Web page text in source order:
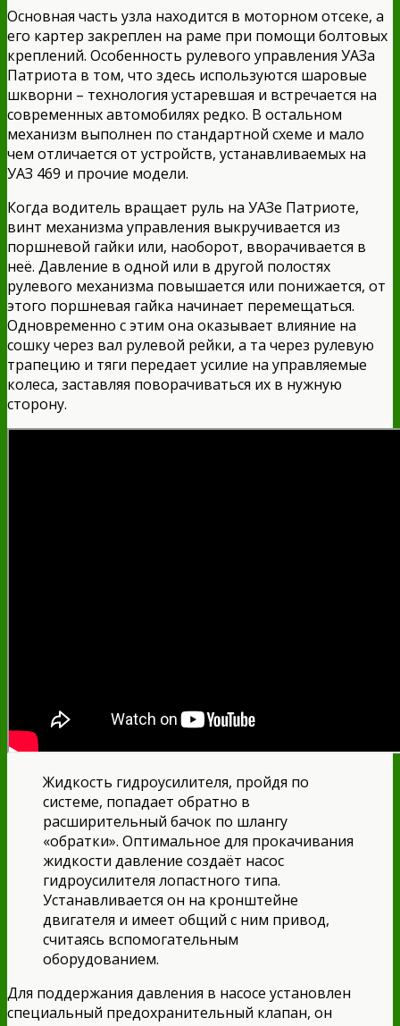
Основная часть узла находится в моторном отсеке, а
его картер закреплен на раме при помощи болтовых
креплений. Особенность рулевого управления УАЗа
Патриота в том, что здесь используются шаровые
шкворни – технология устаревшая и встречается на
современных автомобилях редко. В остальном
механизм выполнен по стандартной схеме и мало
чем отличается от устройств, устанавливаемых на
УАЗ 469 и прочие модели.
Когда водитель вращает руль на УАЗе Патриоте,
винт механизма управления выкручивается из
поршневой гайки или, наоборот, вворачивается в
неё. Давление в одной или в другой полостях
рулевого механизма повышается или понижается, от
этого поршневая гайка начинает перемещаться.
Одновременно с этим она оказывает влияние на
сошку через вал рулевой рейки, а та через рулевую
трапецию и тяги передает усилие на управляемые
колеса, заставляя поворачиваться их в нужную
сторону.
Жидкость гидроусилителя, пройдя по
системе, попадает обратно в
расширительный бачок по шлангу
«обратки». Оптимальное для прокачивания
жидкости давление создаёт насос
гидроусилителя лопастного типа.
Устанавливается он на кронштейне
двигателя и имеет общий с ним привод,
считаясь вспомогательным
оборудованием.
Для поддержания давления в насосе установлен
специальный предохранительный клапан, он